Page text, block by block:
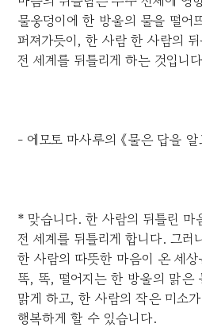
물웅덩이에 한 방울의 물을 떨어
퍼져가듯이, 한 사람 한 사람의
전 세계를 뒤틀리게 하는 것입니
- 에모토 마사루의 《물은 답을 알
* 맞습니다. 한 사람의 뒤틀린 마
전 세계를 뒤틀리게 합니다. 그러
한 사람의 따뜻한 마음이 온 세
똑, 똑, 떨어지는 한 방울의 맑은
맑게 하고, 한 사람의 작은 미소
행복하게 할 수 있습니다.